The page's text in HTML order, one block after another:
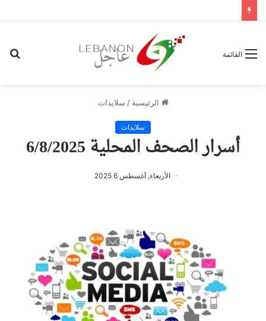
القائمة
الرئيسية / سلايدات
سلايدات
أسرار الصحف المحلية 6/8/2025
الأربعاء, أغسطس 6 2025